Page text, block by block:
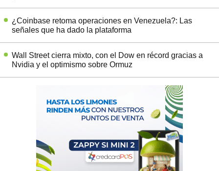
¿Coinbase retoma operaciones en Venezuela?: Las
señales que ha dado la plataforma
Wall Street cierra mixto, con el Dow en récord gracias a
Nvidia y el optimismo sobre Ormuz